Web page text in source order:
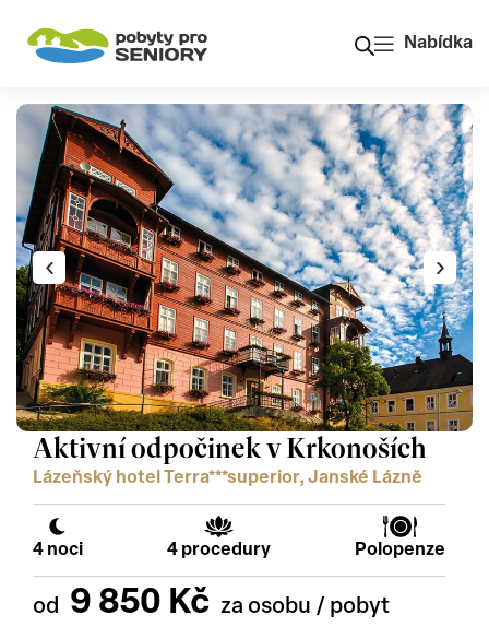
Nabídka
Aktivní odpočinek v Krkonoších
Lázeňský hotel Terra***superior, Janské Lázně
4 noci 4 procedury Polopenze
9 850 Kč